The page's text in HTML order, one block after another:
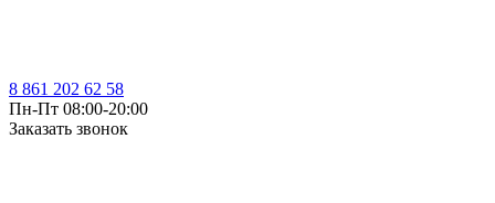
8 861 202 62 58
Пн-Пт 08:00-20:00
Заказать звонок